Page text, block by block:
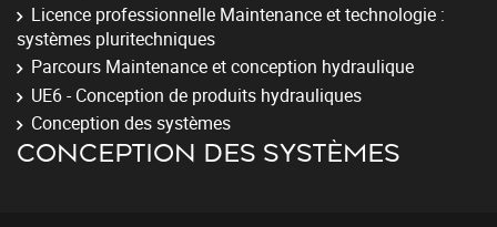
Licence professionnelle Maintenance et technologie :
systèmes pluritechniques
Parcours Maintenance et conception hydraulique
UE6 - Conception de produits hydrauliques
Conception des systèmes
CONCEPTION DES SYSTÈMES